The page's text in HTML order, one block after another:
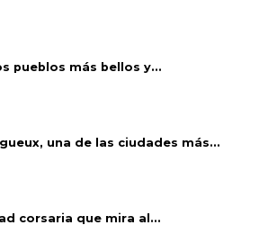
pueblos más bellos y...
una de las ciudades más...
corsaria que mira al...